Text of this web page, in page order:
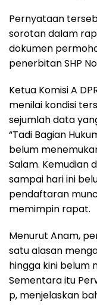
Pernyataan
sorotan dalam
dokumen
penerbitan SHP
Ketua Komisi A
menilai kondisi
sejumlah data
“Tadi Bagian
belum
Salam. Kemudian
sampai hari ini
pendaftaran
memimpin rapat.
Menurut Anam,
satu alasan
hingga kini belum
Sementara itu
p, menjelaskan